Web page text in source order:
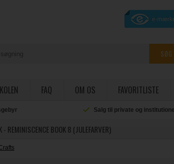
FAQ OM OS FAVORITLISTE
Salg til private og
REMINISCENCE BOOK 8 (JULEFARVER)